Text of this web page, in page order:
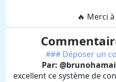
🔥 Merci
### Déposer un
Par:
excellent ce système de